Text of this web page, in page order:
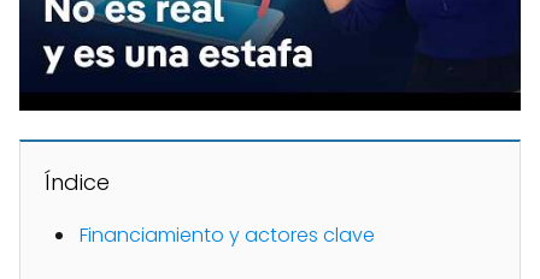
Índice
Financiamiento y actores clave